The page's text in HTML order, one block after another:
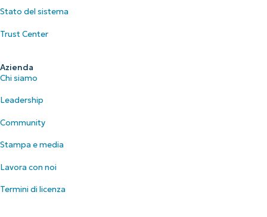
Stato del sistema
Trust Center
Azienda
Chi siamo
Leadership
Community
Stampa e media
Lavora con noi
Termini di licenza